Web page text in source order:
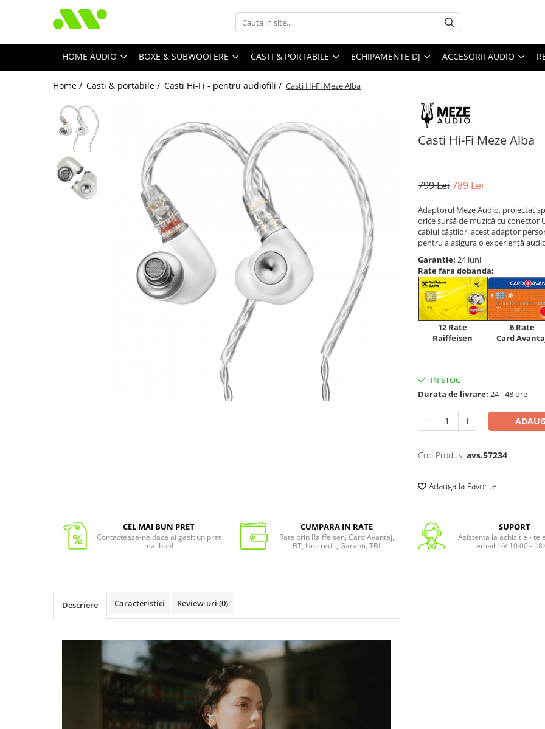
HOME AUDIO BOXE & SUBWOOFERE CASTI & PORTABILE ECHIPAMENTE DJ ACCESORII AUDIO
Home / Casti & portabile / Casti Hi-Fi - pentru audiofili / Casti Hi-Fi Meze Alba
Casti Hi-Fi Meze Alba
799 Lei789 Lei
Adaptorul Meze Audio, proiectat
orice sursă de muzică cu conector
cablul căștilor, acest adaptor
pentru a asigura o experiență
Garantie: 24 luni
Rate fara dobanda:
12 Rate
Raiffeisen
6 Rate
Card
IN STOC
Durata de livrare: 24 - 48 ore
Cod Produs: avs.57234
Adauga la Favorite
CEL MAI BUN PRET
Contacteaza-ne daca ai gasit un pret
mai bun!
CUMPARA IN RATE
Rate prin Raiffeisen, Card Avantaj,
BT, Unicredit, Garanti, TBI
SUPORT
Asistenta la achizitie -
email L-V 10:00 -
Descriere Caracteristici Review-uri (0)